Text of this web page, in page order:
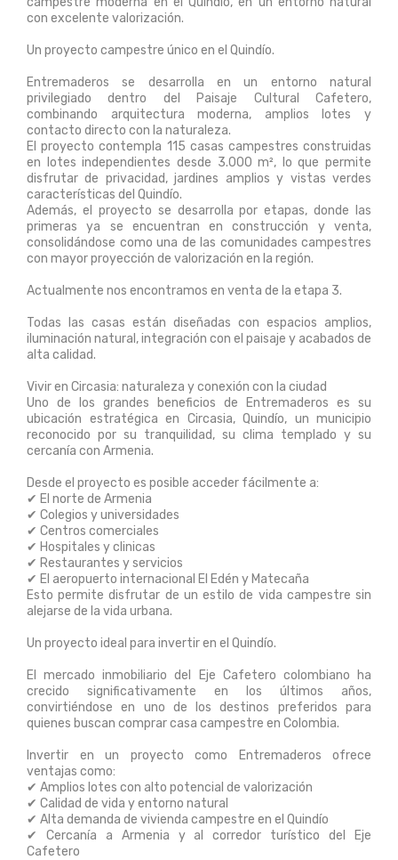
con excelente valorización.
Un proyecto campestre único en el Quindío.
Entremaderos se desarrolla en un entorno natural
privilegiado dentro del Paisaje Cultural Cafetero,
combinando arquitectura moderna, amplios lotes y
contacto directo con la naturaleza.
El proyecto contempla 115 casas campestres construidas
en lotes independientes desde 3.000 m², lo que permite
disfrutar de privacidad, jardines amplios y vistas verdes
características del Quindío.
Además, el proyecto se desarrolla por etapas, donde las
primeras ya se encuentran en construcción y venta,
consolidándose como una de las comunidades campestres
con mayor proyección de valorización en la región.
Actualmente nos encontramos en venta de la etapa 3.
Todas las casas están diseñadas con espacios amplios,
iluminación natural, integración con el paisaje y acabados de
alta calidad.
Vivir en Circasia: naturaleza y conexión con la ciudad
Uno de los grandes beneficios de Entremaderos es su
ubicación estratégica en Circasia, Quindío, un municipio
reconocido por su tranquilidad, su clima templado y su
cercanía con Armenia.
Desde el proyecto es posible acceder fácilmente a:
✔ El norte de Armenia
✔ Colegios y universidades
✔ Centros comerciales
✔ Hospitales y clinicas
✔ Restaurantes y servicios
✔ El aeropuerto internacional El Edén y Matecaña
Esto permite disfrutar de un estilo de vida campestre sin
alejarse de la vida urbana.
Un proyecto ideal para invertir en el Quindío.
El mercado inmobiliario del Eje Cafetero colombiano ha
crecido significativamente en los últimos años,
convirtiéndose en uno de los destinos preferidos para
quienes buscan comprar casa campestre en Colombia.
Invertir en un proyecto como Entremaderos ofrece
ventajas como:
✔ Amplios lotes con alto potencial de valorización
✔ Calidad de vida y entorno natural
✔ Alta demanda de vivienda campestre en el Quindío
✔ Cercanía a Armenia y al corredor turístico del Eje
Cafetero